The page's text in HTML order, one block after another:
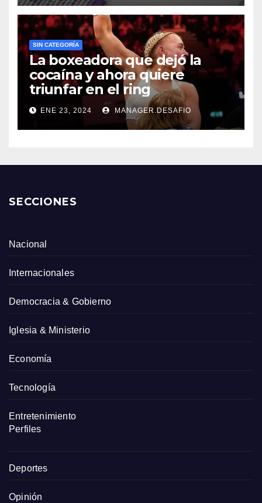
SIN CATEGORÍA
La boxeadora que dejó la
cocaína y ahora quiere
triunfar en el ring​
ENE 23, 2024 MANAGER.DESAFIO
SECCIONES
Nacional
Internacionales
Democracia & Gobierno
Iglesia & Ministerio
Economía
Tecnología
Entretenimiento
Perfiles
Deportes
Opinión